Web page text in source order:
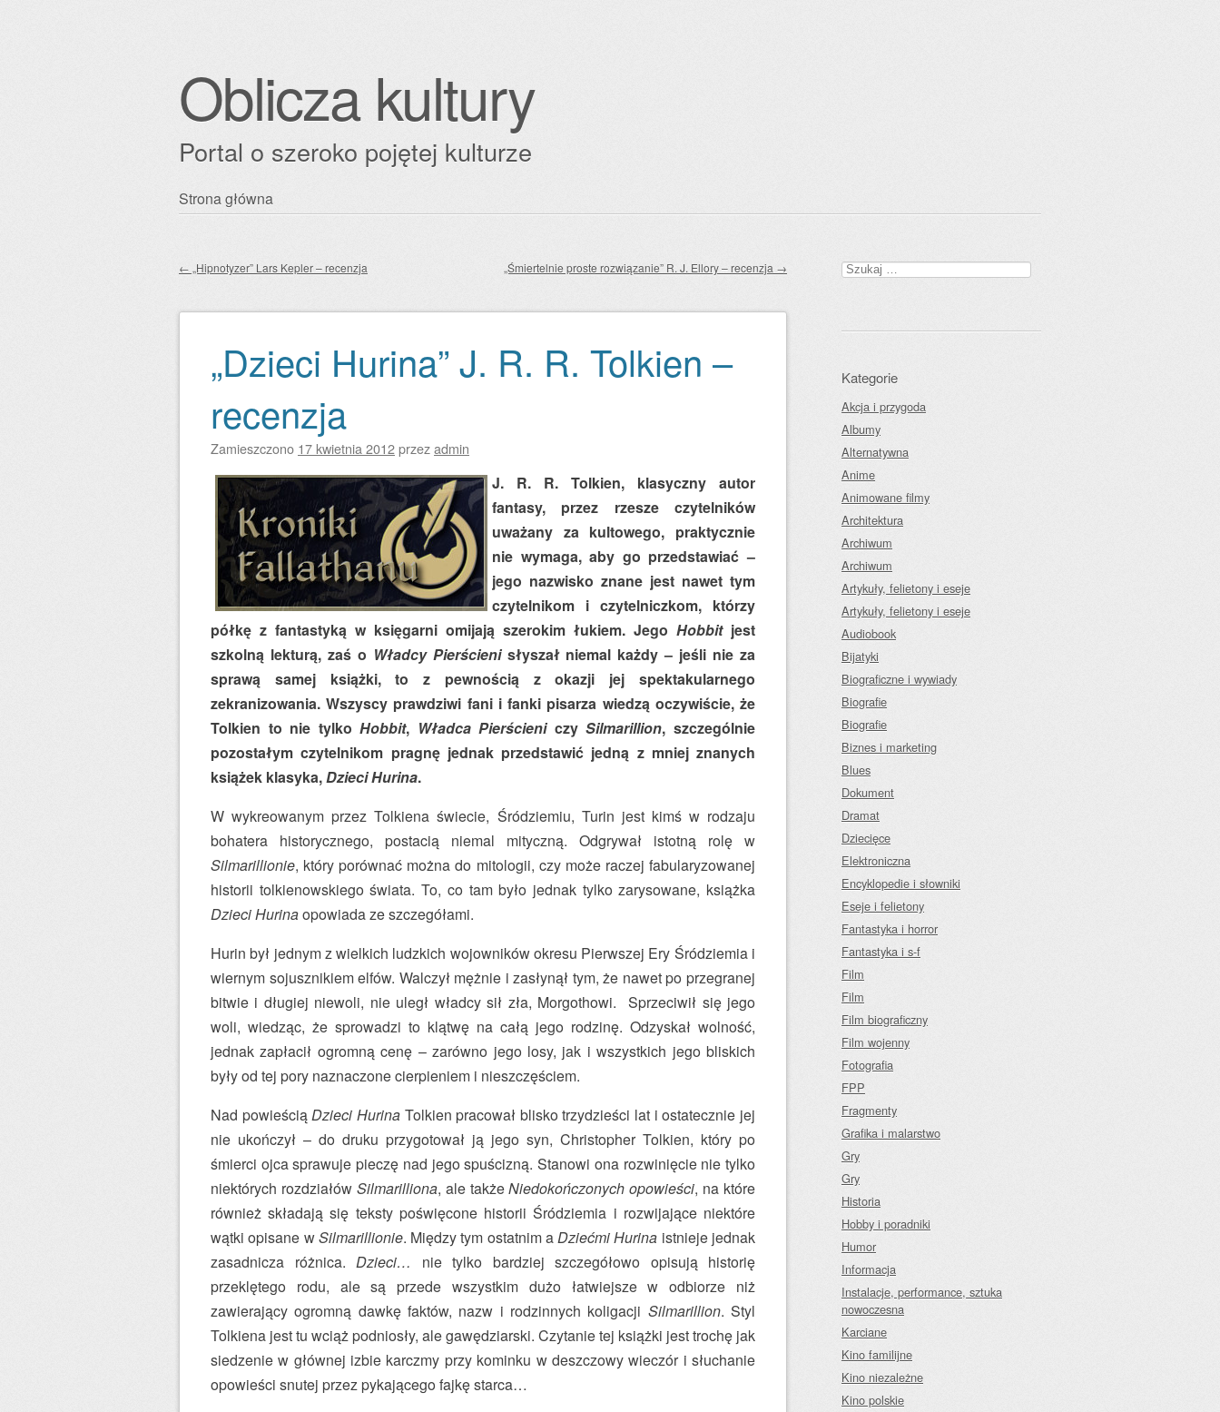
Oblicza kultury
Portal o szeroko pojętej kulturze
Przejdź
Strona główna
Zobacz wpisy
← „Hipnotyzer” Lars Kepler – recenzja „Śmiertelnie proste rozwiązanie” R. J. Ellory – recenzja →
„Dzieci Hurina” J. R. R. Tolkien –
recenzja
Zamieszczono 17 kwietnia 2012przezadmin
J.
R. R. Tolkien, klasyczny autor
fantasy, przez rzesze czytelników
uważany za kultowego, praktycznie
nie wymaga, aby go przedstawiać –
jego nazwisko znane jest nawet tym
czytelnikom i czytelniczkom, którzy
półkę z fantastyką w księgarni omijają szerokim łukiem. Jego Hobbitjest
szkolną lekturą, zaś o Władcy Pierścienisłyszał niemal każdy – jeśli nie za
sprawą samej książki, to z pewnością z okazji jej spektakularnego
zekranizowania. Wszyscy prawdziwi fani i fanki pisarza wiedzą oczywiście, że
Tolkien to nie tylkoHobbit, Władca PierścieniczySilmarillion, szczególnie
pozostałym czytelnikom pragnę jednak przedstawić jedną z mniej znanych
książek klasyka,Dzieci Hurina.
W wykreowanym przez Tolkiena świecie, Śródziemiu, Turin jest kimś w rodzaju
bohatera historycznego, postacią niemal mityczną. Odgrywał istotną rolę w
Silmarillionie, który porównać można do mitologii, czy może raczej fabularyzowanej
historii tolkienowskiego świata. To, co tam było jednak tylko zarysowane, książka
Dzieci Hurinaopowiada ze szczegółami.
Hurin był jednym z wielkich ludzkich wojowników okresu Pierwszej Ery Śródziemia i
wiernym sojusznikiem elfów. Walczył mężnie i zasłynął tym, że nawet po przegranej
bitwie i długiej niewoli, nie uległ władcy sił zła, Morgothowi. Sprzeciwił się jego
woli, wiedząc, że sprowadzi to klątwę na całą jego rodzinę. Odzyskał wolność,
jednak zapłacił ogromną cenę – zarówno jego losy, jak i wszystkich jego bliskich
były od tej pory naznaczone cierpieniem i nieszczęściem.
Nad powieściąDzieci HurinaTolkien pracował blisko trzydzieści lat i ostatecznie jej
nie ukończył – do druku przygotował ją jego syn, Christopher Tolkien, który po
śmierci ojca sprawuje pieczę nad jego spuścizną. Stanowi ona rozwinięcie nie tylko
niektórych rozdziałówSilmarilliona, ale takżeNiedokończonych opowieści, na które
również składają się teksty poświęcone historii Śródziemia i rozwijające niektóre
wątki opisane wSilmarillionie. Między tym ostatnim aDziećmi Hurina istnieje jednak
zasadnicza różnica. Dzieci… nie tylko bardziej szczegółowo opisują historię
przeklętego rodu, ale są przede wszystkim dużo łatwiejsze w odbiorze niż
zawierający ogromną dawkę faktów, nazw i rodzinnych koligacji Silmarillion. Styl
Tolkiena jest tu wciąż podniosły, ale gawędziarski. Czytanie tej książki jest trochę jak
siedzenie w głównej izbie karczmy przy kominku w deszczowy wieczór i słuchanie
opowieści snutej przez pykającego fajkę starca…
Szukaj:
Kategorie
Akcja i przygoda
Albumy
Alternatywna
Anime
Animowane filmy
Architektura
Archiwum
Archiwum
Artykuły, felietony i eseje
Artykuły, felietony i eseje
Audiobook
Bijatyki
Biograficzne i wywiady
Biografie
Biografie
Biznes i marketing
Blues
Dokument
Dramat
Dziecięce
Elektroniczna
Encyklopedie i słowniki
Eseje i felietony
Fantastyka i horror
Fantastyka i s-f
Film
Film
Film biograficzny
Film wojenny
Fotografia
FPP
Fragmenty
Grafika i malarstwo
Gry
Gry
Historia
Hobby i poradniki
Humor
Informacja
Instalacje, performance, sztuka
nowoczesna
Karciane
Kino familijne
Kino niezależne
Kino polskie